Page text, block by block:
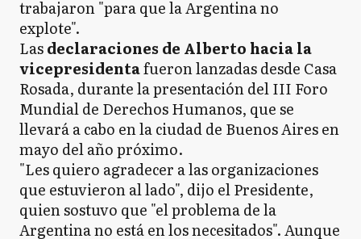
trabajaron "para que la Argentina no
explote".
Lasdeclaraciones de Alberto hacia la
vicepresidentafueron lanzadas desde Casa
Rosada, durante la presentación del III Foro
Mundial de Derechos Humanos, que se
llevará a cabo en la ciudad de Buenos Aires en
mayo del año próximo.
"Les quiero agradecer a las organizaciones
que estuvieron al lado", dijo el Presidente,
quien sostuvo que "el problema de la
Argentina no está en los necesitados". Aunque